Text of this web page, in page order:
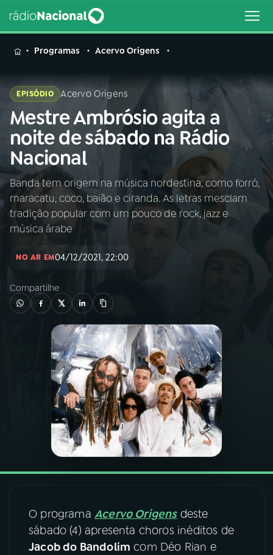
MENU
Buscar
na
Rádio
Nacional
Buscar
AO VIVO
INÍCIO
02A RÁDIO
03 PROGRAMAÇÃO
PROGRAMAS
PODCASTS
VIDEOCASTS
ACOMPANHE A RÁDIO NACIONAL
Programas Acervo Origens
EPISÓDIO Acervo Origens
Mestre Ambrósio agita a
noite de sábado na Rádio
Nacional
Banda tem origem na música nordestina, como forró,
maracatu, coco, baião e ciranda. As letras mesclam
tradição popular com um pouco de rock, jazz e
música árabe
NO AR EM04/12/2021, 22:00
Compartilhe
O programa Acervo Origensdeste
sábado (4) apresenta choros inéditos de
Jacob do Bandolim com Déo Rian e